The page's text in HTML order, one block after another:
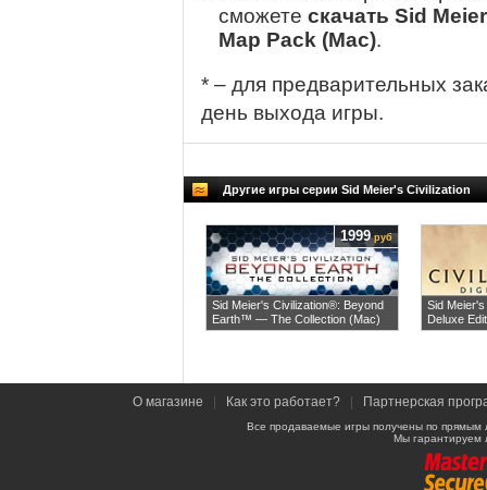
сможете скачать Sid
Map Pack (Mac).
* – для предварительных
день выхода игры.
Другие игры серии Sid Meier's Civilization
Sid Meier's Civilization®: Beyond
Earth™ — The Collection (Mac)
1999руб
Sid
Deluxe
О магазине Как это работает? Партнерская
Все продаваемые игры получены по
Мы гарантируем